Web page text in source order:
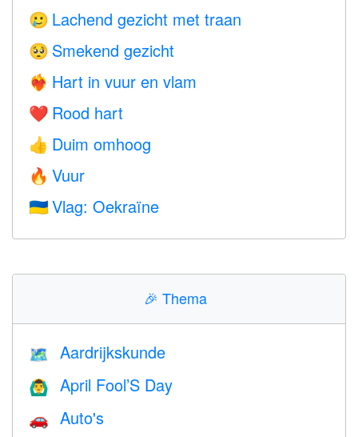
🥲 Lachend gezicht met traan
🥺 Smekend gezicht
❤️‍🔥 Hart in vuur en vlam
❤️ Rood hart
👍 Duim omhoog
🔥 Vuur
🇺🇦 Vlag: Oekraïne
🎉 Thema
🗺 Aardrijkskunde
🙆‍♂️ April Fool’S Day
🚗 Auto's